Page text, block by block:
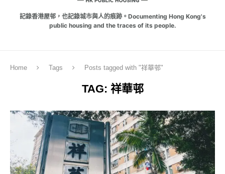
記錄香港屋邨，也記錄城市與人的痕跡。Documenting Hong Kong's
public housing and the traces of its people.
Home Tags Posts tagged with "祥華邨"
TAG: 祥華邨